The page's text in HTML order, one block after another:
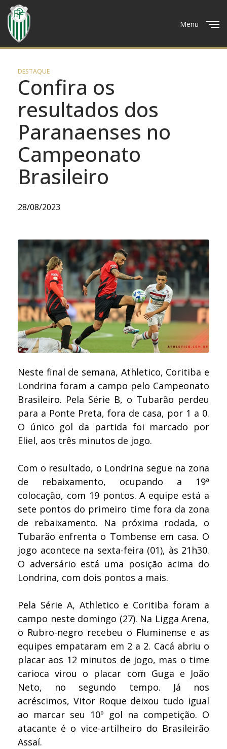
Menu
DESTAQUE
Confira os
resultados dos
Paranaenses no
Campeonato
Brasileiro
28/08/2023
Neste final de semana, Athletico, Coritiba e
Londrina foram a campo pelo Campeonato
Brasileiro. Pela Série B, o Tubarão perdeu
para a Ponte Preta, fora de casa, por 1 a 0.
O único gol da partida foi marcado por
Eliel, aos três minutos de jogo.
Com o resultado, o Londrina segue na zona
de rebaixamento, ocupando a 19ª
colocação, com 19 pontos. A equipe está a
sete pontos do primeiro time fora da zona
de rebaixamento. Na próxima rodada, o
Tubarão enfrenta o Tombense em casa. O
jogo acontece na sexta-feira (01), às 21h30.
O adversário está uma posição acima do
Londrina, com dois pontos a mais.
Pela Série A, Athletico e Coritiba foram a
campo neste domingo (27). Na Ligga Arena,
o Rubro-negro recebeu o Fluminense e as
equipes empataram em 2 a 2. Cacá abriu o
placar aos 12 minutos de jogo, mas o time
carioca virou o placar com Guga e João
Neto, no segundo tempo. Já nos
acréscimos, Vitor Roque deixou tudo igual
ao marcar seu 10º gol na competição. O
atacante é o vice-artilheiro do Brasileirão
Assaí.